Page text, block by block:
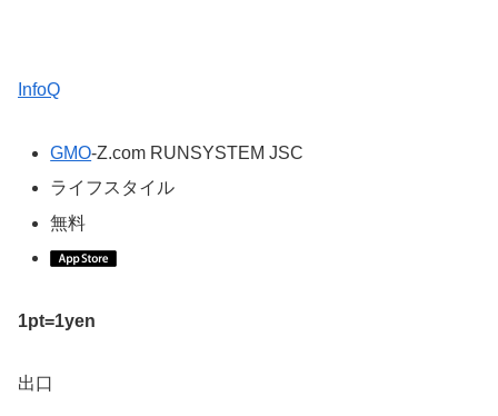
InfoQ
GMO-Z.com RUNSYSTEM JSC
ライフスタイル
無料
1pt=1yen
出口